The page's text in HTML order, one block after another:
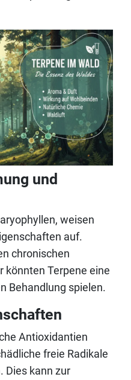
und
weisen
auf.
chronischen
könnten Terpene eine
Behandlung spielen.
Antioxidantien
freie Radikale
Dies kann zur